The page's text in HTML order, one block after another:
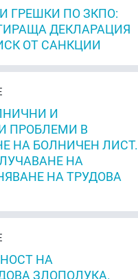
ГРЕШКИ ПО ЗКПО:
ДЕКЛАРАЦИЯ
ОТ САНКЦИИ
И
ПРОБЛЕМИ В
НА БОЛНИЧЕН ЛИСТ.
НА
НА ТРУДОВА
НА
ЗЛОПОЛУКА.